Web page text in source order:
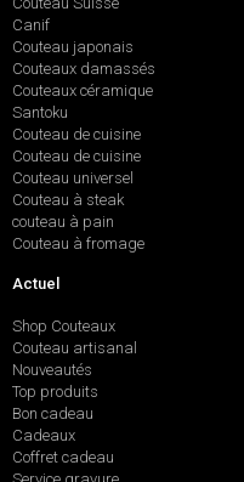
Canif
Couteau japonais
Couteaux damassés
Couteaux céramique
Santoku
Couteau de cuisine
Couteau de cuisine
Couteau universel
Couteau à steak
couteau à pain
Couteau à fromage
Actuel
Shop Couteaux
Couteau artisanal
Nouveautés
Top produits
Bon cadeau
Cadeaux
Coffret cadeau